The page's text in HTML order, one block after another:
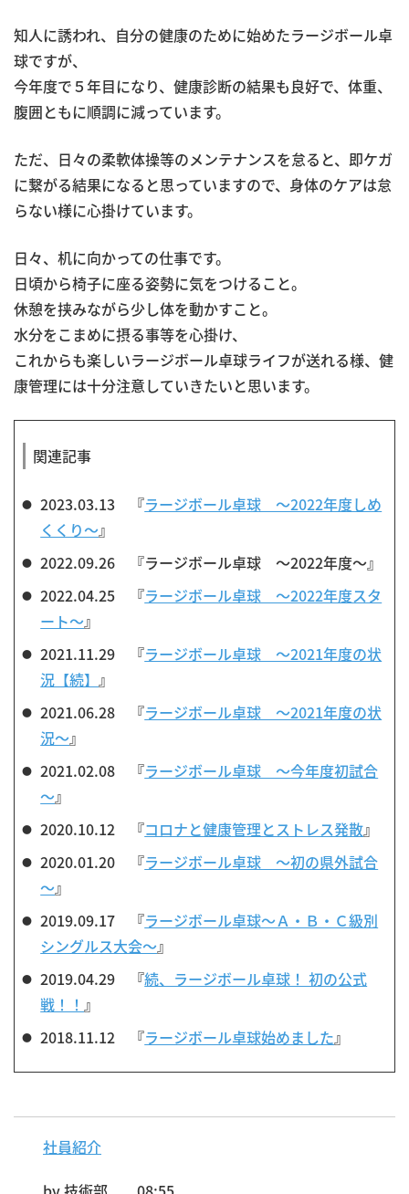
知人に誘われ、自分の健康のために始めたラージボール卓
球ですが、
今年度で５年目になり、健康診断の結果も良好で、体重、
腹囲ともに順調に減っています。
ただ、日々の柔軟体操等のメンテナンスを怠ると、即ケガ
に繋がる結果になると思っていますので、身体のケアは怠
らない様に心掛けています。
日々、机に向かっての仕事です。
日頃から椅子に座る姿勢に気をつけること。
休憩を挟みながら少し体を動かすこと。
水分をこまめに摂る事等を心掛け、
これからも楽しいラージボール卓球ライフが送れる様、健
康管理には十分注意していきたいと思います。
関連記事
2023.03.13 『ラージボール卓球 ～2022年度しめ
くくり～』
2022.09.26 『ラージボール卓球 ～2022年度～』
2022.04.25 『ラージボール卓球 ～2022年度スタ
ート～』
2021.11.29 『ラージボール卓球 ～2021年度の状
況【続】』
2021.06.28 『ラージボール卓球 ～2021年度の状
況～』
2021.02.08 『ラージボール卓球 ～今年度初試合
～』
2020.10.12 『コロナと健康管理とストレス発散』
2020.01.20 『ラージボール卓球 ～初の県外試合
～』
2019.09.17 『ラージボール卓球～Ａ・Ｂ・Ｃ級別
シングルス大会～』
2019.04.29 『続、ラージボール卓球！ 初の公式
戦！！』
2018.11.12 『ラージボール卓球始めました』
社員紹介